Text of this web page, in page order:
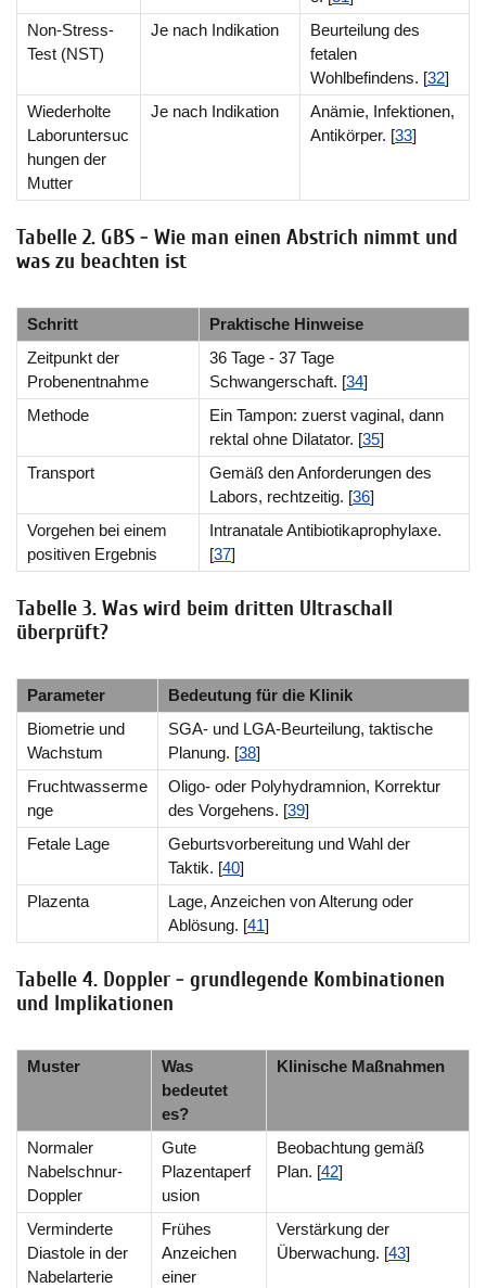
Non-Stress-
Test (NST)
Je nach Indikation
Beurteilung des
fetalen
Wohlbefindens. [32]
Wiederholte
Laboruntersuc
hungen der
Mutter
Je nach Indikation
Anämie, Infektionen,
Antikörper. [33]
Tabelle 2. GBS - Wie man einen Abstrich nimmt und
was zu beachten ist
Schritt
Praktische Hinweise
Zeitpunkt der
Probenentnahme
36 Tage - 37 Tage
Schwangerschaft. [34]
Methode
Ein Tampon: zuerst vaginal, dann
rektal ohne Dilatator. [35]
Transport
Gemäß den Anforderungen des
Labors, rechtzeitig. [36]
Vorgehen bei einem
positiven Ergebnis
Intranatale Antibiotikaprophylaxe.
[37]
Tabelle 3. Was wird beim dritten Ultraschall
überprüft?
Parameter
Bedeutung für die Klinik
Biometrie und
Wachstum
SGA- und LGA-Beurteilung, taktische
Planung. [38]
Fruchtwasserme
nge
Oligo- oder Polyhydramnion, Korrektur
des Vorgehens. [39]
Fetale Lage
Geburtsvorbereitung und Wahl der
Taktik. [40]
Plazenta
Lage, Anzeichen von Alterung oder
Ablösung. [41]
Tabelle 4. Doppler - grundlegende Kombinationen
und Implikationen
Muster
Was
bedeutet
es?
Klinische Maßnahmen
Normaler
Nabelschnur-
Doppler
Gute
Plazentaperf
usion
Beobachtung gemäß
Plan. [42]
Verminderte
Diastole in der
Nabelarterie
Frühes
Anzeichen
einer
Verstärkung der
Überwachung. [43]